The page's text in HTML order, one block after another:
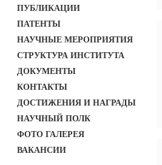
ПУБЛИКАЦИИ
ПАТЕНТЫ
НАУЧНЫЕ МЕРОПРИЯТИЯ
СТРУКТУРА ИНСТИТУТА
ДОКУМЕНТЫ
КОНТАКТЫ
ДОСТИЖЕНИЯ И НАГРАДЫ
НАУЧНЫЙ ПОЛК
ФОТО ГАЛЕРЕЯ
ВАКАНСИИ